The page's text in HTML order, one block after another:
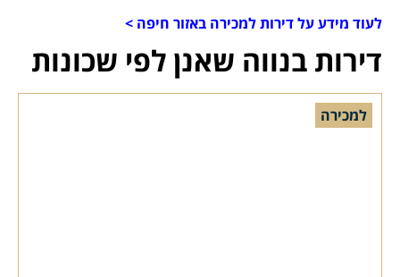
לעוד מידע על דירות למכירה באזור חיפה >
דירות בנווה שאנן לפי שכונות
למכירה